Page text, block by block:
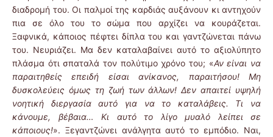
διαδρομή του. Οι παλμοί της καρδιάς αυξάνουν κι αντηχούν
πια σε όλο του το σώμα που αρχίζει να κουράζεται.
Ξαφνικά, κάποιος πέφτει δίπλα του και γαντζώνεται πάνω
του. Νευριάζει. Μα δεν καταλαβαίνει αυτό το αξιολύπητο
πλάσμα ότι σπαταλά τον πολύτιμο χρόνο του; «Αν είναι να
παραιτηθείς επειδή είσαι ανίκανος, παραιτήσου! Μη
δυσκολεύεις όμως τη ζωή των άλλων! Δεν απαιτεί υψηλή
νοητική διεργασία αυτό για να το καταλάβεις. Τι να
κάνουμε, βέβαια… Κι αυτό το λίγο μυαλό λείπει σε
κάποιους!». Ξεγαντζώνει ανάλγητα αυτό το εμπόδιο. Ναι,